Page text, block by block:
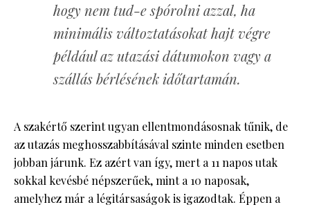
hogy nem tud-e spórolni azzal, ha
minimális változtatásokat hajt végre
például az utazási dátumokon vagy a
szállás bérlésének időtartamán.
A szakértő szerint ugyan ellentmondásosnak tűnik, de
az utazás meghosszabbításával szinte minden esetben
jobban járunk. Ez azért van így, mert a 11 napos utak
sokkal kevésbé népszerűek, mint a 10 naposak,
amelyhez már a légitársaságok is igazodtak. Éppen a